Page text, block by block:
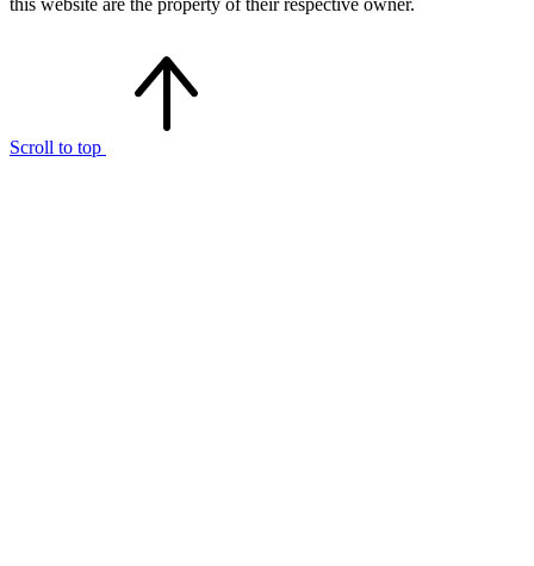
Scroll to top